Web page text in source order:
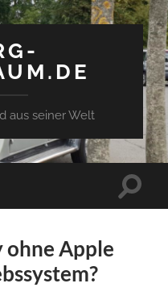
aus seiner Welt
Toggle
ohne Apple